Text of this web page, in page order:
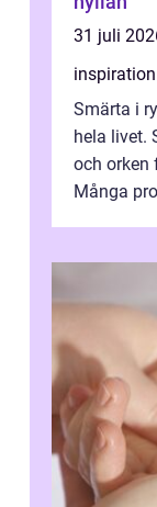
31 juli
inspiration
Smärta i
hela livet.
och orken
Många